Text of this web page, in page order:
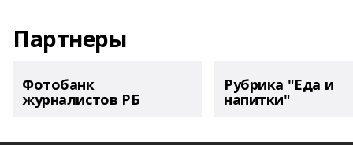
Партнеры
Фотобанк
журналистов РБ
Рубрика "Еда и
напитки"